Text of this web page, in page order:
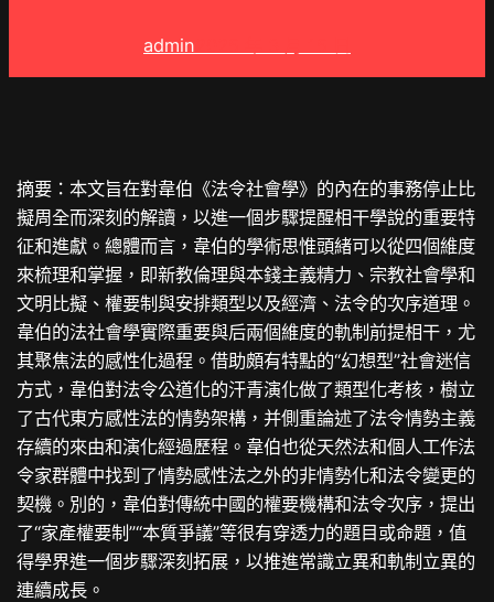
admin
摘要：本文旨在對韋伯《法令社會學》的內在的事務停止比
擬周全而深刻的解讀，以進一個步驟提醒相干學說的重要特
征和進獻。總體而言，韋伯的學術思惟頭緒可以從四個維度
來梳理和掌握，即新教倫理與本錢主義精力、宗教社會學和
文明比擬、權要制與安排類型以及經濟、法令的次序道理。
韋伯的法社會學實際重要與后兩個維度的軌制前提相干，尤
其聚焦法的感性化過程。借助頗有特點的“幻想型”社會迷信
方式，韋伯對法令公道化的汗青演化做了類型化考核，樹立
了古代東方感性法的情勢架構，并側重論述了法令情勢主義
存續的來由和演化經過歷程。韋伯也從天然法和個人工作法
令家群體中找到了情勢感性法之外的非情勢化和法令變更的
契機。別的，韋伯對傳統中國的權要機構和法令次序，提出
了“家產權要制”“本質爭議”等很有穿透力的題目或命題，值
得學界進一個步驟深刻拓展，以推進常識立異和軌制立異的
連續成長。